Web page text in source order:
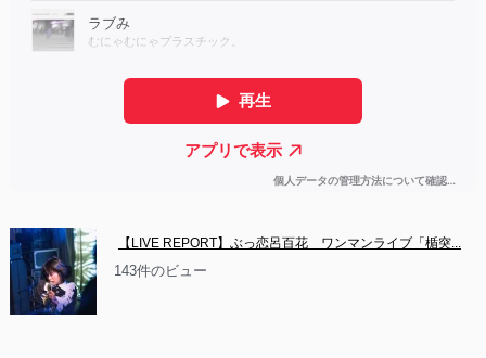
【LIVE REPORT】ぶっ恋呂百花　ワンマンライブ「楯突...
143件のビュー